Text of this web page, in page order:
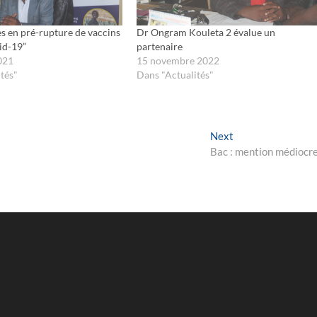
en pré-rupture de vaccins
19”
Dr Ongram Kouleta 2 évalue un
partenaire
15 novembre 2022
Dans "Actualités"
Next
post:
Bac : mention